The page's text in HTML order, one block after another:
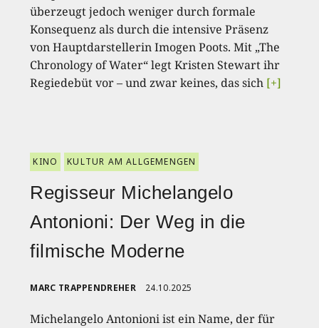
überzeugt jedoch weniger durch formale
Konsequenz als durch die intensive Präsenz
von Hauptdarstellerin Imogen Poots. Mit „The
Chronology of Water“ legt Kristen Stewart ihr
Regiedebüt vor – und zwar keines, das sich [+]
KINO KULTUR AM ALLGEMENGEN
Regisseur Michelangelo
Antonioni: Der Weg in die
filmische Moderne
MARC TRAPPENDREHER 24.10.2025
Michelangelo Antonioni ist ein Name, der für